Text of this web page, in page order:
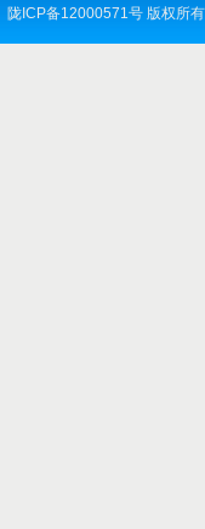
陇ICP备12000571号 版权所